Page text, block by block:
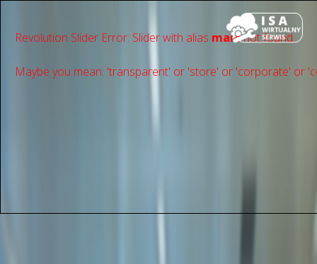
Revolution Slider Error: Slider with alias mainnot found.
Maybe you mean: 'transparent' or 'store' or 'сorporate' or